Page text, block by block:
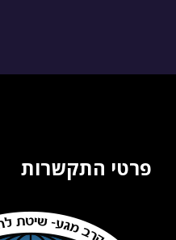
פרטי התקשרות